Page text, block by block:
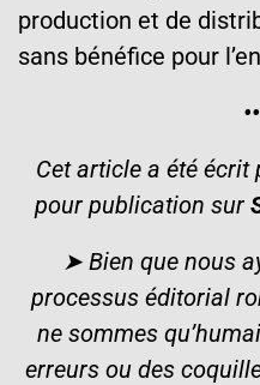
production et de
sans bénéfice pour
Cet article a été écrit
pour publication sur
➤ Bien que nous
processus éditorial
ne sommes
erreurs ou des